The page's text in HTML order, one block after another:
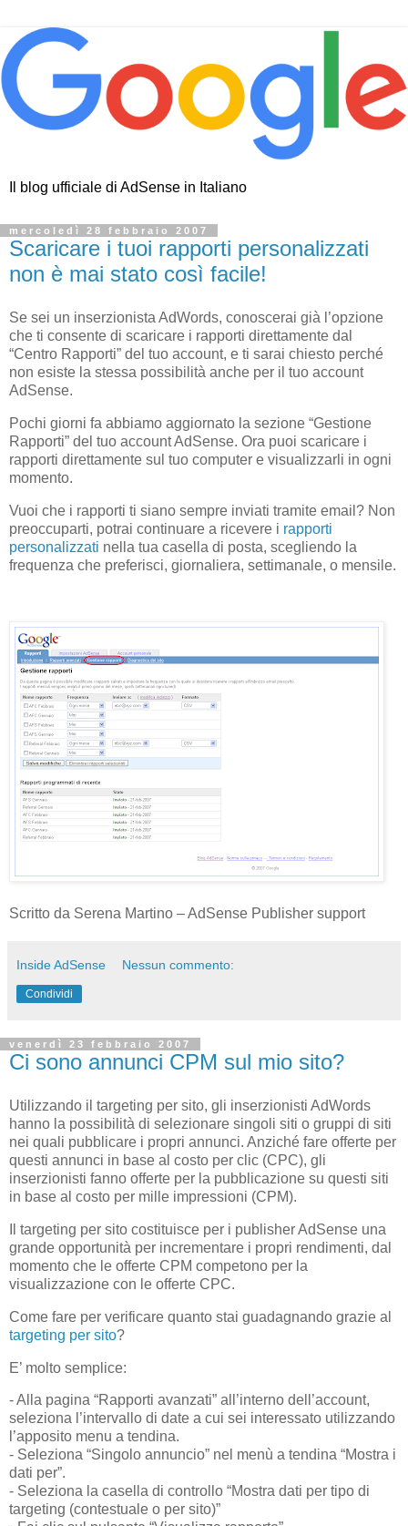
Il blog ufficiale di AdSense in Italiano
mercoledì 28 febbraio 2007
Scaricare i tuoi rapporti personalizzati
non è mai stato così facile!
Se sei un inserzionista AdWords, conoscerai già l’opzione
che ti consente di scaricare i rapporti direttamente dal
“Centro Rapporti” del tuo account, e ti sarai chiesto perché
non esiste la stessa possibilità anche per il tuo account
AdSense.
Pochi giorni fa abbiamo aggiornato la sezione “Gestione
Rapporti” del tuo account AdSense. Ora puoi scaricare i
rapporti direttamente sul tuo computer e visualizzarli in ogni
momento.
Vuoi che i rapporti ti siano sempre inviati tramite email? Non
preoccuparti, potrai continuare a ricevere i rapporti
personalizzati nella tua casella di posta, scegliendo la
frequenza che preferisci, giornaliera, settimanale, o mensile.
Scritto da Serena Martino – AdSense Publisher support
Inside AdSense Nessun commento:
Condividi
venerdì 23 febbraio 2007
Ci sono annunci CPM sul mio sito?
Utilizzando il targeting per sito, gli inserzionisti AdWords
hanno la possibilità di selezionare singoli siti o gruppi di siti
nei quali pubblicare i propri annunci. Anziché fare offerte per
questi annunci in base al costo per clic (CPC), gli
inserzionisti fanno offerte per la pubblicazione su questi siti
in base al costo per mille impressioni (CPM).
Il targeting per sito costituisce per i publisher AdSense una
grande opportunità per incrementare i propri rendimenti, dal
momento che le offerte CPM competono per la
visualizzazione con le offerte CPC.
Come fare per verificare quanto stai guadagnando grazie al
targeting per sito?
E’ molto semplice:
- Alla pagina “Rapporti avanzati” all’interno dell’account,
seleziona l’intervallo di date a cui sei interessato utilizzando
l’apposito menu a tendina.
- Seleziona “Singolo annuncio” nel menù a tendina “Mostra i
dati per”.
- Seleziona la casella di controllo “Mostra dati per tipo di
targeting (contestuale o per sito)”